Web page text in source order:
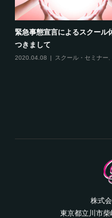
最新のお知らせ２つ（2020
2020.02.19
ル・セミナー , ご報告,サロンコン
株式
東京都立川市